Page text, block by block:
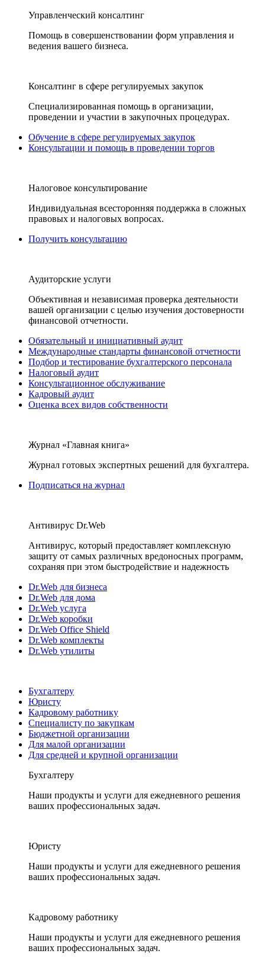
Управленческий консалтинг
Помощь в совершенствовании форм управления и
ведения вашего бизнеса.
Консалтинг в сфере регулируемых закупок
Специализированная помощь в организации,
проведении и участии в закупочных процедурах.
Обучение в сфере регулируемых закупок
Консультации и помощь в проведении торгов
Налоговое консультирование
Индивидуальная всесторонняя поддержка в сложных
правовых и налоговых вопросах.
Получить консультацию
Аудиторские услуги
Объективная и независимая проверка деятельности
вашей организации с целью изучения достоверности
финансовой отчетности.
Обязательный и инициативный аудит
Международные стандарты финансовой отчетности
Подбор и тестирование бухгалтерского персонала
Налоговый аудит
Консультационное обслуживание
Кадровый аудит
Оценка всех видов собственности
Журнал «Главная книга»
Журнал готовых экспертных решений для бухгалтера.
Подписаться на журнал
Антивирус Dr.Web
Антивирус, который предоставляет комплексную
защиту от самых различных вредоносных программ,
сохраняя при этом быстродействие и надежность
Dr.Web для бизнеса
Dr.Web для дома
Dr.Web услуга
Dr.Web коробки
Dr.Web Office Shield
Dr.Web комплекты
Dr.Web утилиты
Бухгалтеру
Юристу
Кадровому работнику
Специалисту по закупкам
Бюджетной организации
Для малой организации
Для средней и крупной организации
Бухгалтеру
Наши продукты и услуги для ежедневного решения
ваших профессиональных задач.
Юристу
Наши продукты и услуги для ежедневного решения
ваших профессиональных задач.
Кадровому работнику
Наши продукты и услуги для ежедневного решения
ваших профессиональных задач.